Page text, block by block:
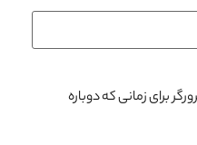
برای زمانی که دوباره